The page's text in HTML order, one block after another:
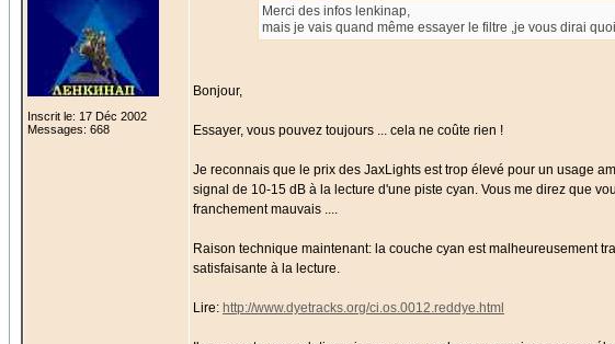
Inscrit le: 17 Déc 2002
Messages: 668
Merci des infos lenkinap,
mais je vais quand même essayer le filtre ,je vous dirai
Bonjour,
Essayer, vous pouvez toujours ... cela ne coûte rien !
Je reconnais que le prix des JaxLights est trop élevé pour un usage
signal de 10-15 dB à la lecture d'une piste cyan. Vous me direz que
franchement mauvais ....
Raison technique maintenant: la couche cyan est malheureusement
satisfaisante à la lecture.
Lire: http://www.dyetracks.org/ci.os.0012.reddye.html